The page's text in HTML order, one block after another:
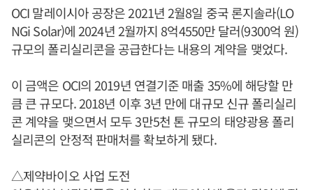
OCI 말레이시아 공장은 2021년 2월8일 중국 론지솔라(LO
NGi Solar)에 2024년 2월까지 8억4550만 달러(9300억 원)
규모의 폴리실리콘을 공급한다는 내용의 계약을 맺었다.
이 금액은 OCI의 2019년 연결기준 매출 35%에 해당할 만
큼 큰 규모다. 2018년 이후 3년 만에 대규모 신규 폴리실리
콘 계약을 맺으면서 모두 3만5천 톤 규모의 태양광용 폴리
실리콘의 안정적 판매처를 확보하게 됐다.
△제약바이오 사업 도전